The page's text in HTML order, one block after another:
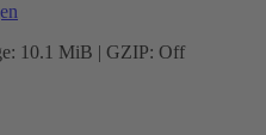
10.1 MiB | GZIP: Off